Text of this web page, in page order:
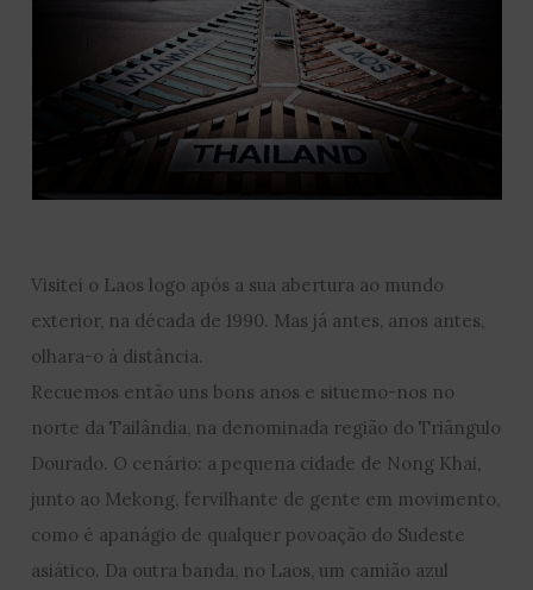
Visitei o Laos logo após a sua abertura ao mundo
exterior, na década de 1990. Mas já antes, anos antes,
olhara-o à distância.
Recuemos então uns bons anos e situemo-nos no
norte da Tailândia, na denominada região do Triângulo
Dourado. O cenário: a pequena cidade de Nong Khai,
junto ao Mekong, fervilhante de gente em movimento,
como é apanágio de qualquer povoação do Sudeste
asiático. Da outra banda, no Laos, um camião azul